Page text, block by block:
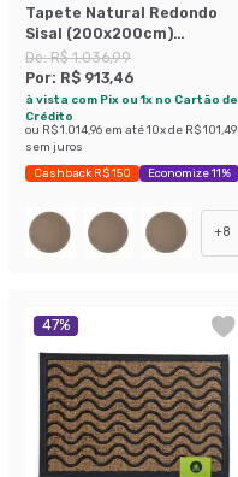
Tapete Natural Redondo
Sisal (200x200cm)
Mesclado
De:R$ 1.036,99
Por: R$ 913,46
à vista com Pix ou 1x no Cartão de
Crédito
ou R$ 1.014,96 em até10x de R$ 101,49
sem juros
Cashback R$ 150 Economize 11%
+8
47%